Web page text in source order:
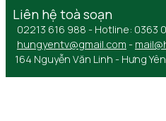
Liên hệ toà soạn
02213 616 988 - Hotline: 0363
hungyentv@gmail.com -
164 Nguyễn Văn Linh - Hưng Yên